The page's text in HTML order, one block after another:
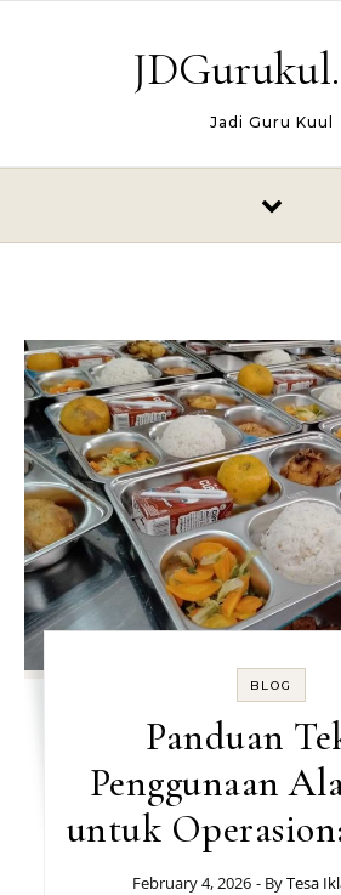
Jadi Guru Kuul
BLOG
Panduan
Penggunaan
untuk
February 4, 2026 - ByTesa